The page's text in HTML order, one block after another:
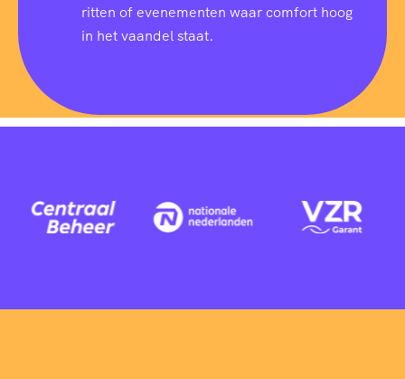
ritten of evenementen waar comfort hoog
in het vaandel staat.